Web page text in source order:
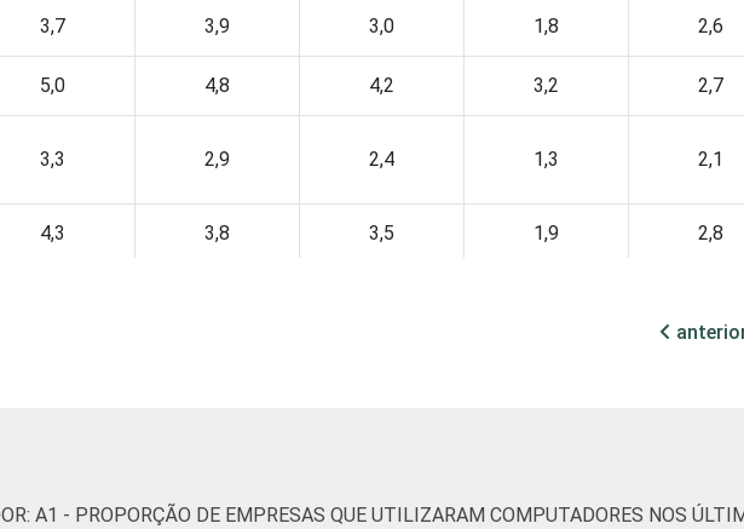
3,7 3,9 3,0 1,8 2,6
5,0 4,8 4,2 3,2 2,7
3,3 2,9 2,4 1,3 2,1
4,3 3,8 3,5 1,9 2,8
A1 - PROPORÇÃO DE EMPRESAS QUE UTILIZARAM COMPUTADORES NOS